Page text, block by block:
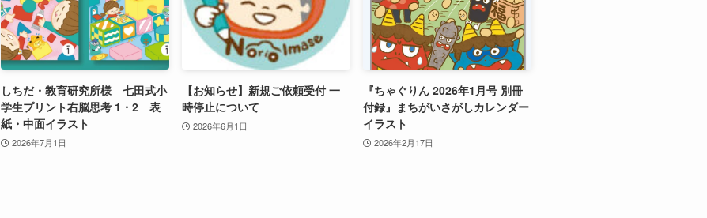
しちだ・教育研究所様 七田式小
学生プリント右脳思考 1・2 表
紙・中面イラスト
2026年7月1日
【お知らせ】新規ご依頼受付 一
時停止について
2026年6月1日
『ちゃぐりん 2026年1月号 別冊
付録』まちがいさがしカレンダー
イラスト
2026年2月17日